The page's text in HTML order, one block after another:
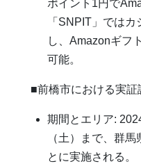
ポイント1円で
「SNPIT」では
し、Amazonギフ
可能。
■前橋市における実証
期間とエリア:
（土）まで、群
とに実施される。